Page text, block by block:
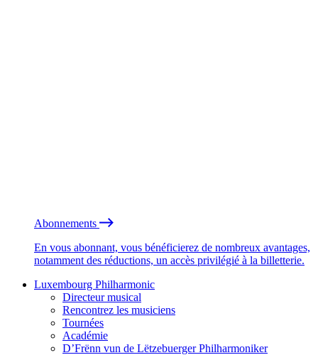
Abonnements
En vous abonnant, vous bénéficierez de nombreux avantages,
notamment des réductions, un accès privilégié à la billetterie.
Luxembourg Philharmonic
Directeur musical
Rencontrez les musiciens
Tournées
Académie
D’Frënn vun de Lëtzebuerger Philharmoniker